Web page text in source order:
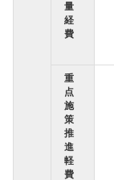
量
経
費
重
点
施
策
推
進
軽
費